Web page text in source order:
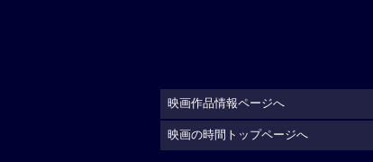
映画作品情報ページへ
映画の時間トップページへ